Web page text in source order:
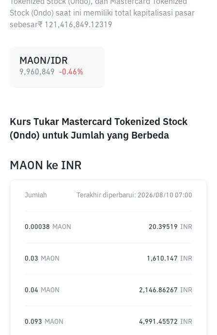
Tokenized Stock (Ondo), dan Mastercard Tokenized
Stock (Ondo) saat ini memiliki total kapitalisasi pasar
sebesar₹ 121,416,849.12319
MAON/IDR
9,960,849 -0.46%
Kurs Tukar Mastercard Tokenized Stock
(Ondo) untuk Jumlah yang Berbeda
MAON ke INR
Jumlah Terakhir diperbarui: 2026/08/10 07:00
0.00038 MAON 20.39519 INR
0.03 MAON 1,610.147 INR
0.04 MAON 2,146.86267 INR
0.093 MAON 4,991.45572 INR